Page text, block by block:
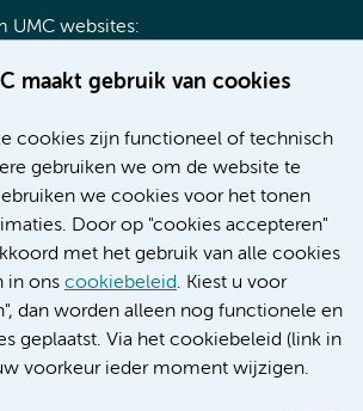
maakt gebruik van cookies
cookies zijn functioneel of technisch
gebruiken we om de website te
we cookies voor het tonen
Door op "cookies accepteren"
met het gebruik van alle cookies
in ons cookiebeleid. Kiest u voor
dan worden alleen nog functionele en
geplaatst. Via het cookiebeleid (link in
voorkeur ieder moment wijzigen.
UMC websites:
UMC
VUmc